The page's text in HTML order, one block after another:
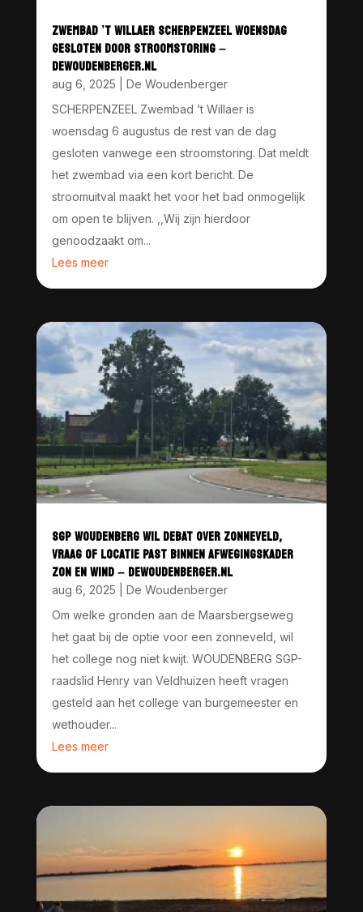
ZWEMBAD ’T WILLAER SCHERPENZEEL WOENSDAG
GESLOTEN DOOR STROOMSTORING –
DEWOUDENBERGER.NL
aug 6, 2025
De Woudenberger
SCHERPENZEEL Zwembad ’t Willaer is
woensdag 6 augustus de rest van de dag
gesloten vanwege een stroomstoring. Dat meldt
het zwembad via een kort bericht. De
stroomuitval maakt het voor het bad onmogelijk
om open te blijven. ,,Wij zijn hierdoor
genoodzaakt om...
Lees meer
SGP WOUDENBERG WIL DEBAT OVER ZONNEVELD,
VRAAG OF LOCATIE PAST BINNEN AFWEGINGSKADER
ZON EN WIND – DEWOUDENBERGER.NL
aug 6, 2025
De Woudenberger
Om welke gronden aan de Maarsbergseweg
het gaat bij de optie voor een zonneveld, wil
het college nog niet kwijt. WOUDENBERG SGP-
raadslid Henry van Veldhuizen heeft vragen
gesteld aan het college van burgemeester en
wethouder...
Lees meer